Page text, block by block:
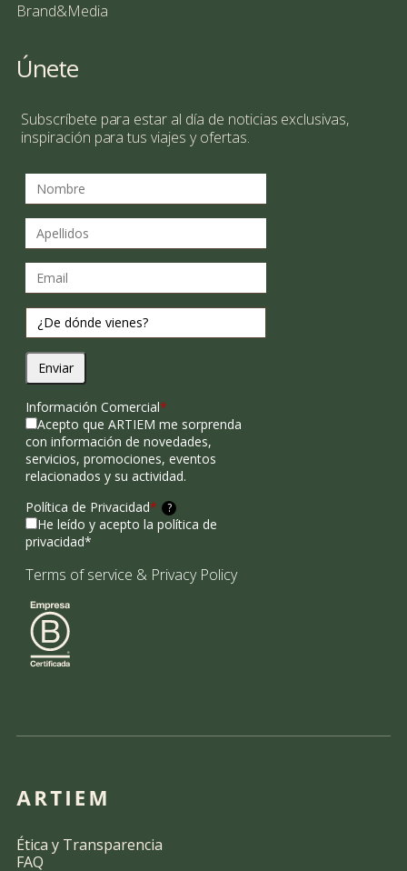
Brand&Media
Únete
Subscríbete para estar al día de noticias exclusivas,
inspiración para tus viajes y ofertas.
Enviar
Información Comercial*
Acepto que ARTIEM me sorprenda
con información de novedades,
servicios, promociones, eventos
relacionados y su actividad.
Política de Privacidad* ?
He leído y acepto la política de
privacidad*
Terms of service & Privacy Policy
Ética y Transparencia
FAQ